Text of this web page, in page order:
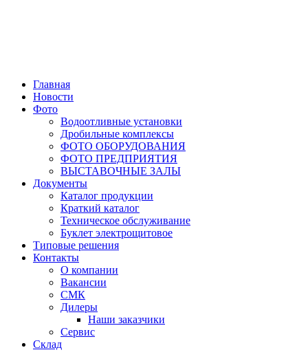
Главная
Новости
Фото
Водоотливные установки
Дробильные комплексы
ФОТО ОБОРУДОВАНИЯ
ФОТО ПРЕДПРИЯТИЯ
ВЫСТАВОЧНЫЕ ЗАЛЫ
Документы
Каталог продукции
Краткий каталог
Техническое обслуживание
Буклет электрощитовое
Типовые решения
Контакты
О компании
Вакансии
СМК
Дилеры
Наши заказчики
Сервис
Склад